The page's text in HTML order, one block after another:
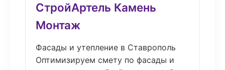
СтройАртель Камень
Монтаж
Фасады и утепление в Ставрополь
Оптимизируем смету по фасады и